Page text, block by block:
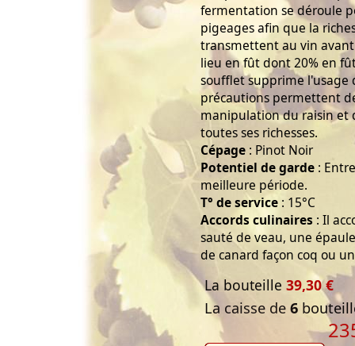
fermentation se déroule
pigeages afin que la
transmettent au vin avant
lieu en fût dont 20% en
soufflet supprime l'usage
précautions permettent
manipulation du raisin et
toutes ses richesses.
Cépage : Pinot Noir
Potentiel de garde :
meilleure période.
T° de service : 15°C
Accords culinaires : Il
sauté de veau, une
de canard façon coq ou
La bouteille 39,30 €
La caisse de 6